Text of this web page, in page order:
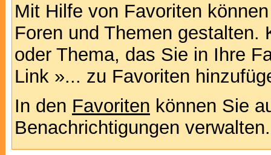
Mit Hilfe von Favoriten
Foren und Themen
oder Thema, das Sie in Ihre
Link »... zu Favoriten
In den Favoriten können Sie
Benachrichtigungen verwalten.